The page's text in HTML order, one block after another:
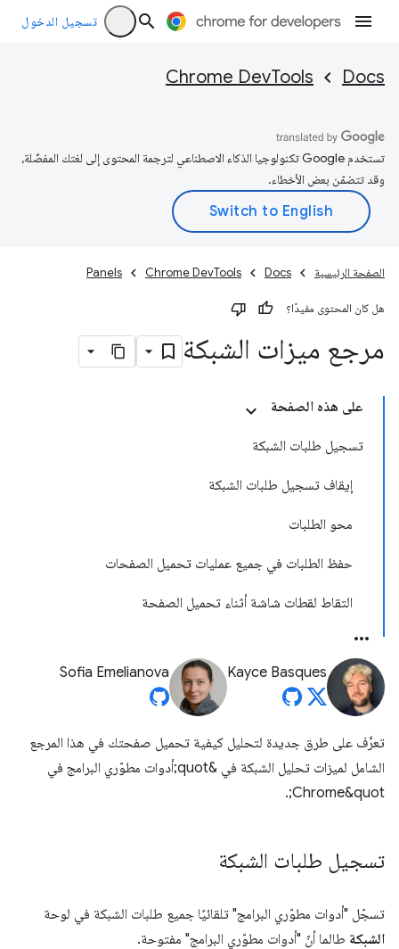
تسجيل الدخول
Docs
Chrome DevTools
تستخدم Google تكنولوجيا الذكاء الاصطناعي لترجمة المحتوى إلى لغتك المفضّلة،
وقد تتضمّن بعض الأخطاء.
الصفحة الرئيسية Docs
Chrome DevTools
Panels
هل كان المحتوى مفيدًا؟
مرجع ميزات الشبكة
على هذه الصفحة
تسجيل طلبات الشبكة
إيقاف تسجيل طلبات الشبكة
محو الطلبات
حفظ الطلبات في جميع عمليات تحميل الصفحات
التقاط لقطات شاشة أثناء تحميل الصفحة
Kayce Basques
Sofia Emelianova
تعرَّف على طرق جديدة لتحليل كيفية تحميل صفحتك في هذا المرجع
الشامل لميزات تحليل الشبكة في &quot;أدوات مطوّري البرامج في
Chrome&quot;.
تسجيل طلبات الشبكة
تسجّل "أدوات مطوّري البرامج" تلقائيًا جميع طلبات الشبكة في لوحة
الشبكة طالما أنّ "أدوات مطوّري البرامج" مفتوحة.